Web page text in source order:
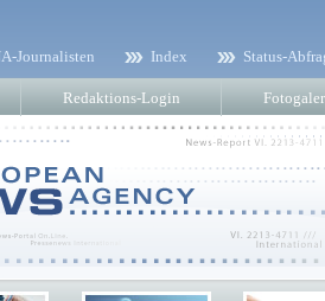
Journalisten Index Status-
Redaktions-Login